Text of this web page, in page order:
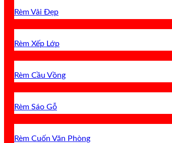
Rèm Vải Đẹp
Rèm Xếp Lớp
Rèm Cầu Vồng
Rèm Sáo Gỗ
Rèm Cuốn Văn Phòng